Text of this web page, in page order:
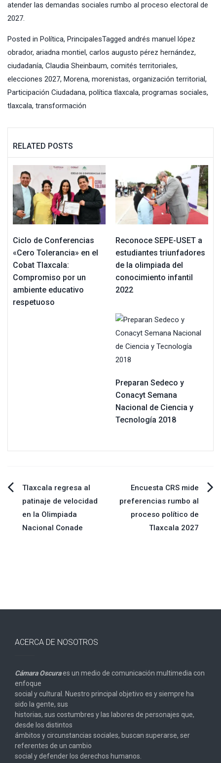
atender las demandas sociales rumbo al proceso electoral de
2027.
Posted in Política, PrincipalesTagged andrés manuel lópez
obrador, ariadna montiel , carlos augusto pérez hernández,
ciudadanía, Claudia Sheinbaum, comités territoriales,
elecciones 2027, Morena, morenistas, organización territorial,
Participación Ciudadana, política tlaxcala, programas sociales,
tlaxcala, transformación
RELATED POSTS
Ciclo de Conferencias
«Cero Tolerancia» en el
Cobat Tlaxcala:
Compromiso por un
ambiente educativo
respetuoso
Reconoce SEPE-USET a
estudiantes triunfadores
de la olimpiada del
conocimiento infantil
2022
Preparan Sedeco y
Conacyt Semana
Nacional de Ciencia y
Tecnología 2018
Navegación
de
entradas
Tlaxcala regresa al
patinaje de velocidad
en la Olimpiada
Nacional Conade
Encuesta CRS mide
preferencias rumbo al
proceso político de
Tlaxcala 2027
ACERCA DE NOSOTROS
Cámara Oscuraes un medio de comunicación multimedia con
enfoque
social y cultural. Nuestro principal objetivo es y siempre ha
sido la gente, sus
historias, sus costumbres y las labores de personajes que,
desde los distintos
ámbitos y circunstancias sociales, buscan superarse, ser
referentes de un cambio
social y defender los derechos humanos.